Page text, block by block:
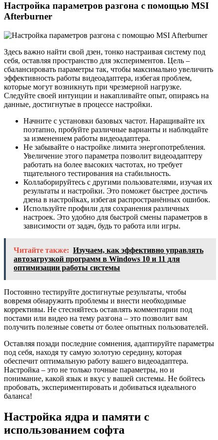
Настройка параметров разгона с помощью MSI
Afterburner
Здесь важно найти свой дзен, тонко настраивая систему под
себя, оставляя пространство для экспериментов. Цель –
сбалансировать параметры так, чтобы максимально увеличить
эффективность работы видеоадаптера, избегая проблем,
которые могут возникнуть при чрезмерной нагрузке.
Следуйте своей интуиции и накапливайте опыт, опираясь на
данные, достигнутые в процессе настройки.
Начните с установки базовых частот. Наращивайте их
поэтапно, пробуйте различные варианты и наблюдайте
за изменением работы видеоадаптера.
Не забывайте о настройке лимита энергопотребления.
Увеличение этого параметра позволит видеоадаптеру
работать на более высоких частотах, но требует
тщательного тестирования на стабильность.
Коллаборируйтесь с другими пользователями, изучая их
результаты и настройки. Это поможет быстрее достичь
дзена в настройках, избегая распространённых ошибок.
Используйте профили для сохранения различных
настроек. Это удобно для быстрой смены параметров в
зависимости от задач, будь то работа или игры.
Читайте также: Изучаем, как эффективно управлять
автозагрузкой программ в Windows 10 и 11 для
оптимизации работы системы
Постоянно тестируйте достигнутые результаты, чтобы
вовремя обнаружить проблемы и внести необходимые
коррективы. Не стесняйтесь оставлять комментарии под
постами или видео на тему разгона – это позволит вам
получить полезные советы от более опытных пользователей.
Оставляя позади последние сомнения, адаптируйте параметры
под себя, находя ту самую золотую середину, которая
обеспечит оптимальную работу вашего видеоадаптера.
Настройка – это не только точные параметры, но и
понимание, какой язык и вкус у вашей системы. Не бойтесь
пробовать, экспериментировать и добиваться идеального
баланса!
Настройка ядра и памяти с
использованием софта